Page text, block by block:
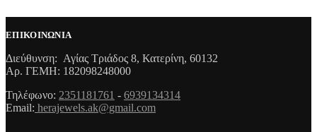
ΕΠΙΚΟΙΝΩΝΙΑ
Διεύθυνση: Αγίας Τριάδος 8, Κατερίνη, 60132
Αρ. ΓΕΜΗ: 182098248000
Τηλέφωνο: 2351181761 - 6939134314
Email: herajewels.ak@gmail.com